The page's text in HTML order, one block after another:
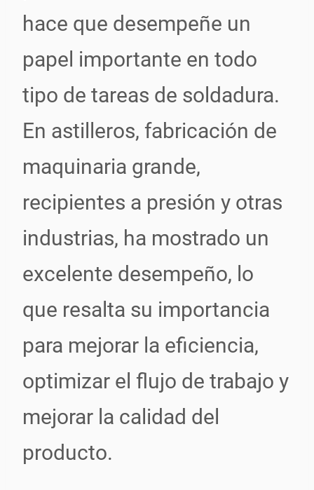
hace que desempeñe un
papel importante en todo
tipo de tareas de soldadura.
En astilleros, fabricación de
maquinaria grande,
recipientes a presión y otras
industrias, ha mostrado un
excelente desempeño, lo
que resalta su importancia
para mejorar la eficiencia,
optimizar el flujo de trabajo y
mejorar la calidad del
producto.